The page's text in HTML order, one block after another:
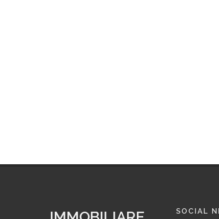
SOCIAL